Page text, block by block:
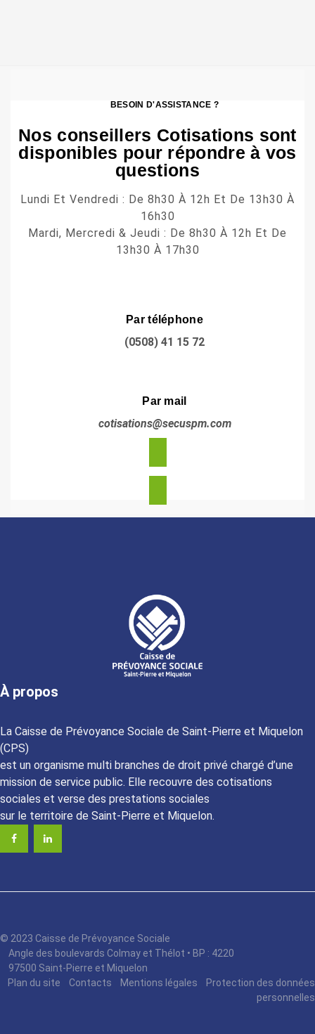
BESOIN D'ASSISTANCE ?
Nos conseillers Cotisations sont
disponibles pour répondre à vos
questions
Lundi Et Vendredi : De 8h30 À 12h Et De 13h30 À
16h30
Mardi, Mercredi & Jeudi : De 8h30 À 12h Et De
13h30 À 17h30
Par téléphone
(0508) 41 15 72
Par mail
cotisations@secuspm.com
ÉCRIVEZ-NOUS
À propos
La Caisse de Prévoyance Sociale de Saint-Pierre et Miquelon
(CPS)
est un organisme multi branches de droit privé chargé d’une
mission de service public. Elle recouvre des cotisations
sociales et verse des prestations sociales
sur le territoire de Saint-Pierre et Miquelon.
© 2023 Caisse de Prévoyance Sociale
Angle des boulevards Colmay et Thélot • BP : 4220
97500 Saint-Pierre et Miquelon
Plan du site
Contacts Mentions légales
Protection des données
personnelles